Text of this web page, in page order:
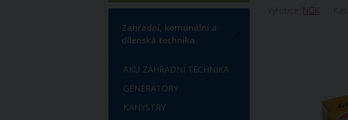
NGK
Zahradní, komunální a
dílenská technika
AKU ZAHRADNÍ TECHNIKA
GENERÁTORY
KANYSTRY